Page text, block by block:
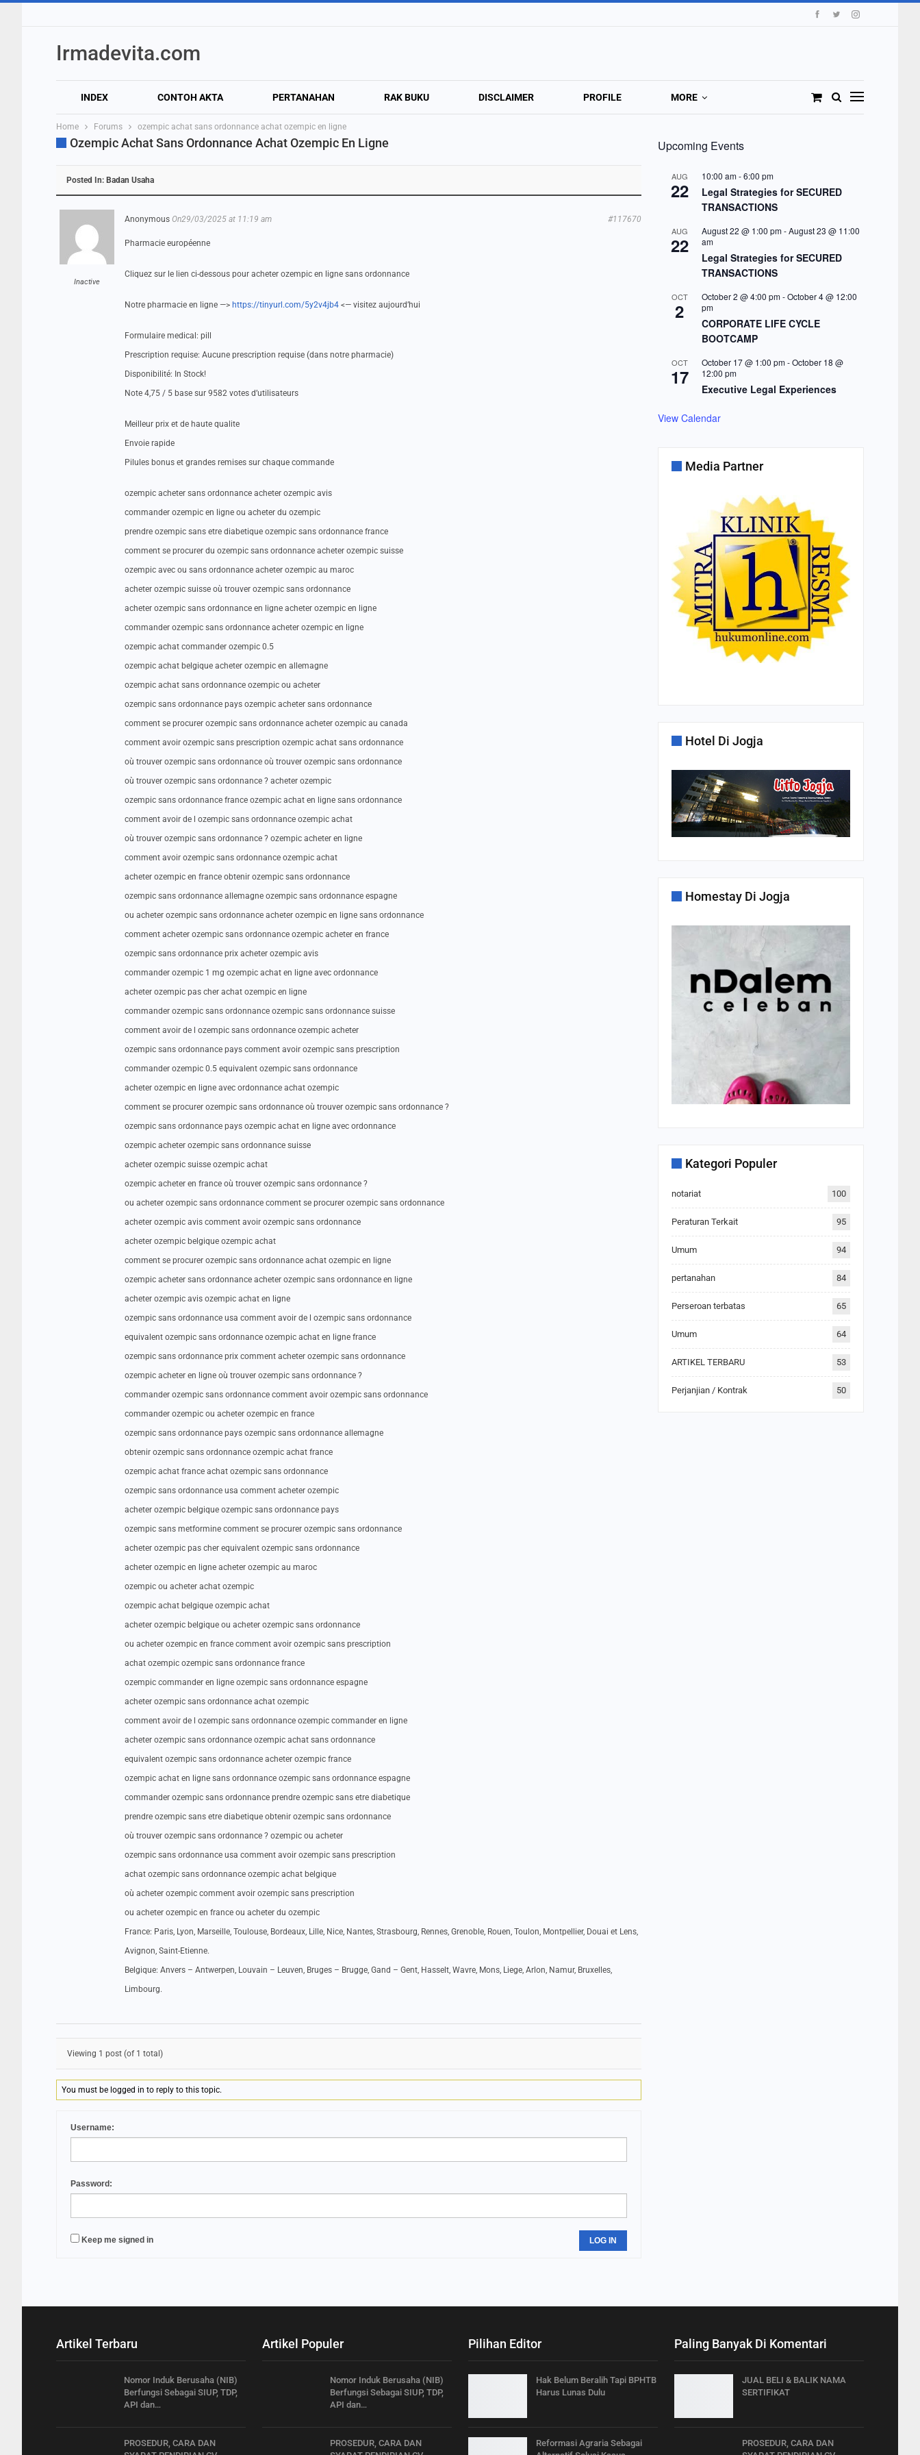
Irmadevita.com
INDEX CONTOH AKTA PERTANAHAN RAK BUKU DISCLAIMER PROFILE MORE
Home Forums ozempic achat sans ordonnance achat ozempic en ligne
Ozempic Achat Sans Ordonnance Achat Ozempic En Ligne
Posted In: Badan Usaha
Inactive
Anonymous On29/03/2025 at 11:19 am #117670
Pharmacie européenne
Cliquez sur le lien ci-dessous pour acheter ozempic en ligne sans ordonnance
Notre pharmacie en ligne —> https://tinyurl.com/5y2v4jb4 <— visitez aujourd’hui
Formulaire medical: pill
Prescription requise: Aucune prescription requise (dans notre pharmacie)
Disponibilité: In Stock!
Note 4,75 / 5 base sur 9582 votes d’utilisateurs
Meilleur prix et de haute qualite
Envoie rapide
Pilules bonus et grandes remises sur chaque commande
ozempic acheter sans ordonnance acheter ozempic avis
commander ozempic en ligne ou acheter du ozempic
prendre ozempic sans etre diabetique ozempic sans ordonnance france
comment se procurer du ozempic sans ordonnance acheter ozempic suisse
ozempic avec ou sans ordonnance acheter ozempic au maroc
acheter ozempic suisse où trouver ozempic sans ordonnance
acheter ozempic sans ordonnance en ligne acheter ozempic en ligne
commander ozempic sans ordonnance acheter ozempic en ligne
ozempic achat commander ozempic 0.5
ozempic achat belgique acheter ozempic en allemagne
ozempic achat sans ordonnance ozempic ou acheter
ozempic sans ordonnance pays ozempic acheter sans ordonnance
comment se procurer ozempic sans ordonnance acheter ozempic au canada
comment avoir ozempic sans prescription ozempic achat sans ordonnance
où trouver ozempic sans ordonnance où trouver ozempic sans ordonnance
où trouver ozempic sans ordonnance ? acheter ozempic
ozempic sans ordonnance france ozempic achat en ligne sans ordonnance
comment avoir de l ozempic sans ordonnance ozempic achat
où trouver ozempic sans ordonnance ? ozempic acheter en ligne
comment avoir ozempic sans ordonnance ozempic achat
acheter ozempic en france obtenir ozempic sans ordonnance
ozempic sans ordonnance allemagne ozempic sans ordonnance espagne
ou acheter ozempic sans ordonnance acheter ozempic en ligne sans ordonnance
comment acheter ozempic sans ordonnance ozempic acheter en france
ozempic sans ordonnance prix acheter ozempic avis
commander ozempic 1 mg ozempic achat en ligne avec ordonnance
acheter ozempic pas cher achat ozempic en ligne
commander ozempic sans ordonnance ozempic sans ordonnance suisse
comment avoir de l ozempic sans ordonnance ozempic acheter
ozempic sans ordonnance pays comment avoir ozempic sans prescription
commander ozempic 0.5 equivalent ozempic sans ordonnance
acheter ozempic en ligne avec ordonnance achat ozempic
comment se procurer ozempic sans ordonnance où trouver ozempic sans ordonnance ?
ozempic sans ordonnance pays ozempic achat en ligne avec ordonnance
ozempic acheter ozempic sans ordonnance suisse
acheter ozempic suisse ozempic achat
ozempic acheter en france où trouver ozempic sans ordonnance ?
ou acheter ozempic sans ordonnance comment se procurer ozempic sans ordonnance
acheter ozempic avis comment avoir ozempic sans ordonnance
acheter ozempic belgique ozempic achat
comment se procurer ozempic sans ordonnance achat ozempic en ligne
ozempic acheter sans ordonnance acheter ozempic sans ordonnance en ligne
acheter ozempic avis ozempic achat en ligne
ozempic sans ordonnance usa comment avoir de l ozempic sans ordonnance
equivalent ozempic sans ordonnance ozempic achat en ligne france
ozempic sans ordonnance prix comment acheter ozempic sans ordonnance
ozempic acheter en ligne où trouver ozempic sans ordonnance ?
commander ozempic sans ordonnance comment avoir ozempic sans ordonnance
commander ozempic ou acheter ozempic en france
ozempic sans ordonnance pays ozempic sans ordonnance allemagne
obtenir ozempic sans ordonnance ozempic achat france
ozempic achat france achat ozempic sans ordonnance
ozempic sans ordonnance usa comment acheter ozempic
acheter ozempic belgique ozempic sans ordonnance pays
ozempic sans metformine comment se procurer ozempic sans ordonnance
acheter ozempic pas cher equivalent ozempic sans ordonnance
acheter ozempic en ligne acheter ozempic au maroc
ozempic ou acheter achat ozempic
ozempic achat belgique ozempic achat
acheter ozempic belgique ou acheter ozempic sans ordonnance
ou acheter ozempic en france comment avoir ozempic sans prescription
achat ozempic ozempic sans ordonnance france
ozempic commander en ligne ozempic sans ordonnance espagne
acheter ozempic sans ordonnance achat ozempic
comment avoir de l ozempic sans ordonnance ozempic commander en ligne
acheter ozempic sans ordonnance ozempic achat sans ordonnance
equivalent ozempic sans ordonnance acheter ozempic france
ozempic achat en ligne sans ordonnance ozempic sans ordonnance espagne
commander ozempic sans ordonnance prendre ozempic sans etre diabetique
prendre ozempic sans etre diabetique obtenir ozempic sans ordonnance
où trouver ozempic sans ordonnance ? ozempic ou acheter
ozempic sans ordonnance usa comment avoir ozempic sans prescription
achat ozempic sans ordonnance ozempic achat belgique
où acheter ozempic comment avoir ozempic sans prescription
ou acheter ozempic en france ou acheter du ozempic
France: Paris, Lyon, Marseille, Toulouse, Bordeaux, Lille, Nice, Nantes, Strasbourg, Rennes, Grenoble, Rouen, Toulon, Montpellier, Douai et Lens,
Avignon, Saint-Etienne.
Belgique: Anvers – Antwerpen, Louvain – Leuven, Bruges – Brugge, Gand – Gent, Hasselt, Wavre, Mons, Liege, Arlon, Namur, Bruxelles,
Limbourg.
Viewing 1 post (of 1 total)
You must be logged in to reply to this topic.
Username:
Password:
Keep me signed in LOG IN
Upcoming Events
AUG
22
10:00 am-6:00 pm
Legal Strategies for SECURED
TRANSACTIONS
AUG
22
August 22 @ 1:00 pm-August 23 @ 11:00
am
Legal Strategies for SECURED
TRANSACTIONS
OCT
2
October 2 @ 4:00 pm-October 4 @ 12:00
pm
CORPORATE LIFE CYCLE
BOOTCAMP
OCT
17
October 17 @ 1:00 pm-October 18 @
12:00 pm
Executive Legal Experiences
View Calendar
Media Partner
Hotel Di Jogja
Homestay Di Jogja
Kategori Populer
notariat 100
Peraturan Terkait 95
Umum 94
pertanahan 84
Perseroan terbatas 65
Umum 64
ARTIKEL TERBARU 53
Perjanjian / Kontrak 50
Artikel Terbaru
Nomor Induk Berusaha (NIB)
Berfungsi Sebagai SIUP, TDP,
API dan…
PROSEDUR, CARA DAN
Artikel Populer
Nomor Induk Berusaha (NIB)
Berfungsi Sebagai SIUP, TDP,
API dan…
PROSEDUR, CARA DAN
Pilihan Editor
Hak Belum Beralih Tapi BPHTB
Harus Lunas Dulu
Reformasi Agraria Sebagai
Paling Banyak Di Komentari
JUAL BELI & BALIK NAMA
SERTIFIKAT
PROSEDUR, CARA DAN